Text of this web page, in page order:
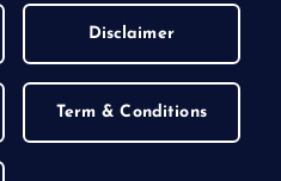
Disclaimer
Term & Conditions